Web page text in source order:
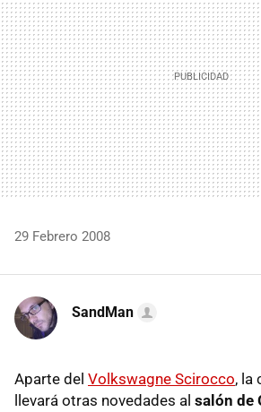
29 Febrero 2008
SandMan
Aparte del Volkswagne Scirocco, la
llevará otras novedades al salón de